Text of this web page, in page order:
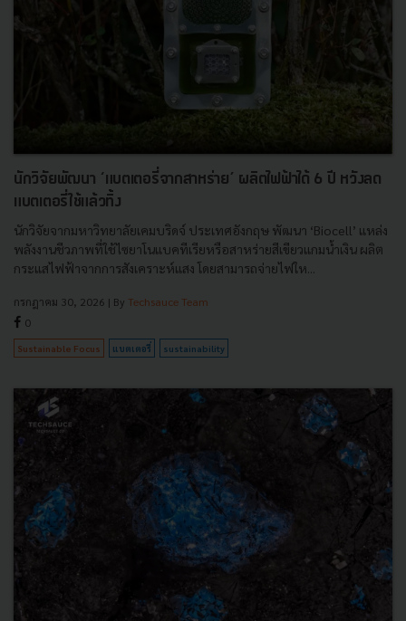
นักวิจัยพัฒนา ‘แบตเตอรี่จากสาหร่าย’ ผลิตไฟฟ้าได้ 6 ปี หวังลด
แบตเตอรี่ใช้แล้วทิ้ง
นักวิจัยจากมหาวิทยาลัยเคมบริดจ์ ประเทศอังกฤษ พัฒนา ‘Biocell’ แหล่ง
พลังงานชีวภาพที่ใช้ไซยาโนแบคทีเรียหรือสาหร่ายสีเขียวแกมน้ำเงิน ผลิต
กระแสไฟฟ้าจากการสังเคราะห์แสง โดยสามารถจ่ายไฟให...
กรกฎาคม 30, 2026 | By Techsauce Team
0
Sustainable Focus แบตเตอรี่ sustainability